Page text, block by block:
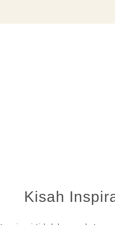
Kisah